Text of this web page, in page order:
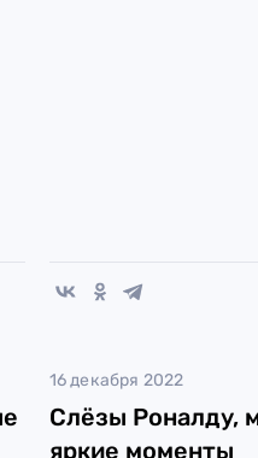
16 декабря 2022
Слёзы Роналду,
яркие моменты